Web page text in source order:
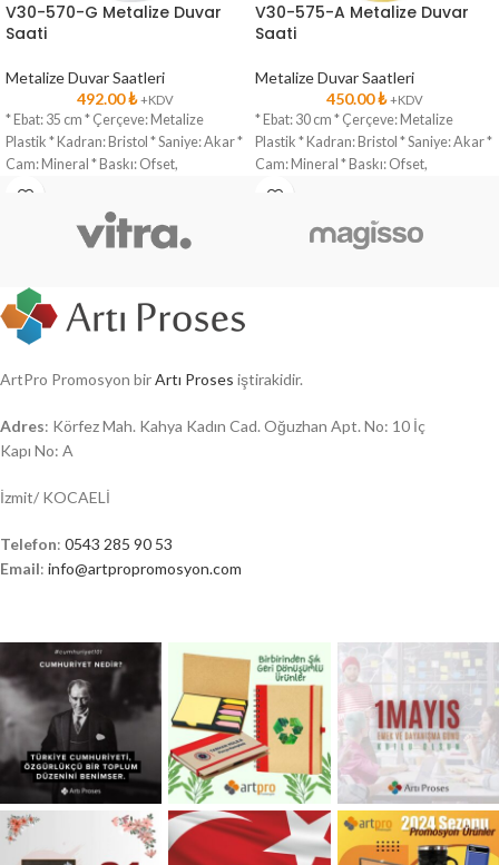
V30-570-G Metalize Duvar
Saati
Metalize Duvar Saatleri
492.00₺ +KDV
* Ebat: 35 cm * Çerçeve: Metalize
Plastik * Kadran: Bristol * Saniye: Akar *
Cam: Mineral * Baskı: Ofset,
V30-575-A Metalize Duvar
Saati
Metalize Duvar Saatleri
450.00₺ +KDV
* Ebat: 30 cm * Çerçeve: Metalize
Plastik * Kadran: Bristol * Saniye: Akar *
Cam: Mineral * Baskı: Ofset,
ArtPro Promosyon birArtı Proses iştirakidir.
Adres: Körfez Mah. Kahya Kadın Cad. Oğuzhan Apt. No: 10 İç
Kapı No: A
İzmit/ KOCAELİ
Telefon: 0543 285 90 53
Email: info@artpropromosyon.com